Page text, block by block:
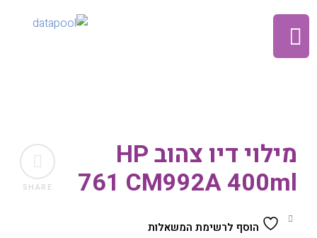
SHARE
מילוי דיו צהוב HP
761 CM992A 400ml
הוסף לרשימת המשאלות